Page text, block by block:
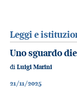
Leggi e
Uno sguardo
di Luigi Marini
21/11/2025